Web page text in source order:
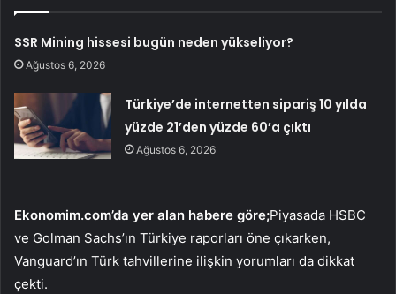
SSR Mining hissesi bugün neden yükseliyor?
Ağustos 6, 2026
Türkiye’de internetten sipariş 10 yılda
yüzde 21’den yüzde 60’a çıktı
Ağustos 6, 2026
Ekonomim.com’da yer alan habere göre;Piyasada HSBC
ve Golman Sachs’ın Türkiye raporları öne çıkarken,
Vanguard’ın Türk tahvillerine ilişkin yorumları da dikkat
çekti.